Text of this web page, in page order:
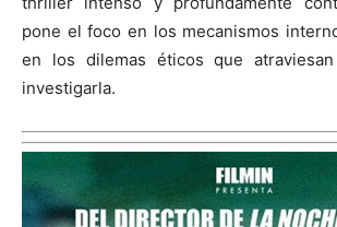
pone el foco en los mecanismos
en los dilemas éticos que
investigarla.